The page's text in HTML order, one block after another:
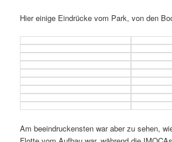
Hier einige Eindrücke vom Park, von den